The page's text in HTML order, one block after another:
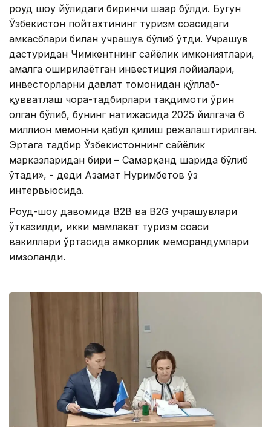
роуд шоу йўлидаги биринчи шаҳар бўлди. Бугун
Ўзбекистон пойтахтининг туризм соҳасидаги
ҳамкасблари билан учрашув бўлиб ўтди. Учрашув
дастуридан Чимкентнинг сайёҳлик имкониятлари,
амалга оширилаётган инвестиция лойиҳалари,
инвесторларни давлат томонидан қўллаб-
қувватлаш чора-тадбирлари тақдимоти ўрин
олган бўлиб, бунинг натижасида 2025 йилгача 6
миллион меҳмонни қабул қилиш режалаштирилган.
Эртага тадбир Ўзбекистоннинг сайёҳлик
марказларидан бири – Самарқанд шаҳрида бўлиб
ўтади», - деди Азамат Нуримбетов ўз
интервьюсида.
Роуд-шоу давомида B2B ва B2G учрашувлари
ўтказилди, икки мамлакат туризм соҳаси
вакиллари ўртасида ҳамкорлик меморандумлари
имзоланди.